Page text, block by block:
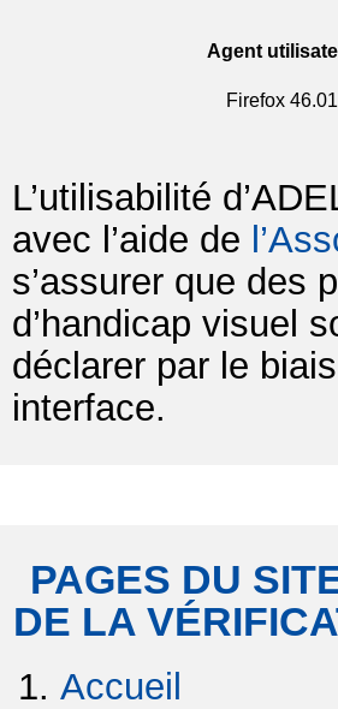
Agent
Firefox46.01
L’utilisabilité
avec l’aide de
s’assurer que des
d’handicap visuel
déclarer par le
interface.
PAGES DU
DE LA
Accueil